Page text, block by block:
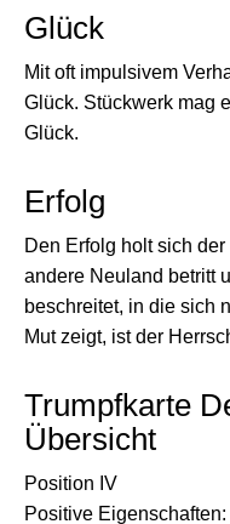
Glück
Mit oft impulsivem
Glück. Stückwerk mag
Glück.
Erfolg
Den Erfolg holt sich
andere Neuland betritt
beschreitet, in die sich
Mut zeigt, ist der
Trumpfkarte
Übersicht
Position IV
Positive